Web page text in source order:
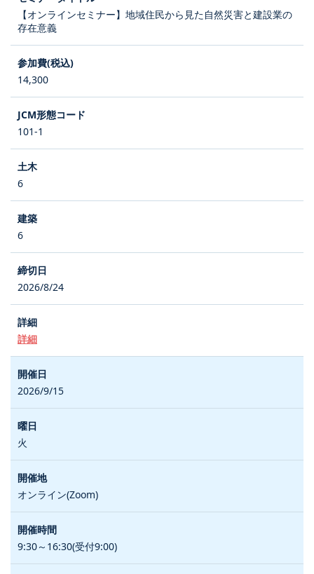
【オンラインセミナー】地域住民から見た自然災害と建設業の
存在意義
14,300
101-1
6
6
2026/8/24
詳細
2026/9/15
火
オンライン(Zoom)
9:30～16:30(受付9:00)